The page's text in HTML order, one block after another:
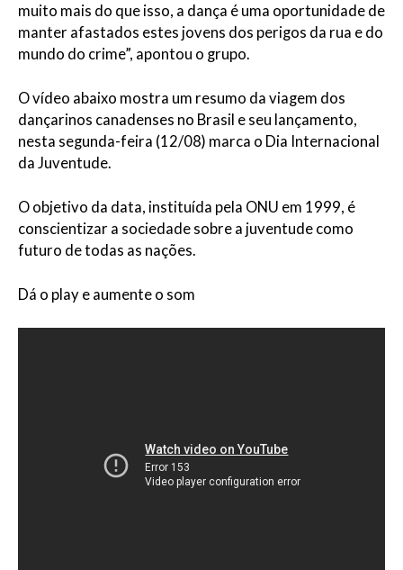
muito mais do que isso, a dança é uma oportunidade de
manter afastados estes jovens dos perigos da rua e do
mundo do crime”, apontou o grupo.
O vídeo abaixo mostra um resumo da viagem dos
dançarinos canadenses no Brasil e seu lançamento,
nesta segunda-feira (12/08) marca o Dia Internacional
da Juventude.
O objetivo da data, instituída pela ONU em 1999, é
conscientizar a sociedade sobre a juventude como
futuro de todas as nações.
Dá o play e aumente o som